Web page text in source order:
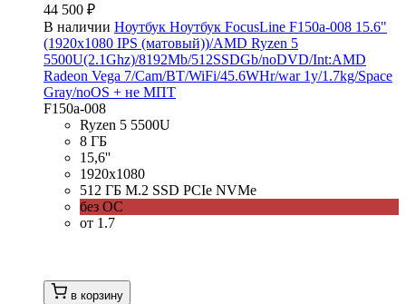
44 500 ₽
В наличии Ноутбук Ноутбук FocusLine F150a-008 15.6"
(1920x1080 IPS (матовый))/AMD Ryzen 5
5500U(2.1Ghz)/8192Mb/512SSDGb/noDVD/Int:AMD
Radeon Vega 7/Cam/BT/WiFi/45.6WHr/war 1y/1.7kg/Space
Gray/noOS + не МПТ
F150a-008
Ryzen 5 5500U
8 ГБ
15,6''
1920x1080
512 ГБ M.2 SSD PCIe NVMe
без ОС
от 1.7
в корзину